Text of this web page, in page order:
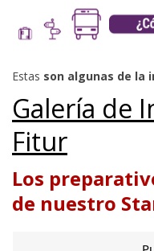
Estas son algunas de la
Galería de
Fitur
Los
de nuestro